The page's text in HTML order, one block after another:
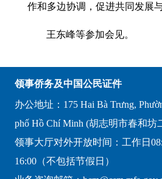
作和多边协调，促进共同发展
王东峰等参加会见。
领事侨务及中国公民证件
办公地址：175 Hai Bà Trưng,
phố Hồ Chí Minh (胡志明市春和坊
领事大厅对外开放时间：工作日
16:00（不包括节假日）